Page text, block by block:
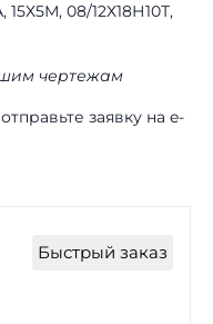
15Х5М, 08/12Х18Н10Т,
чертежам
заявку на e-
Быстрый заказ